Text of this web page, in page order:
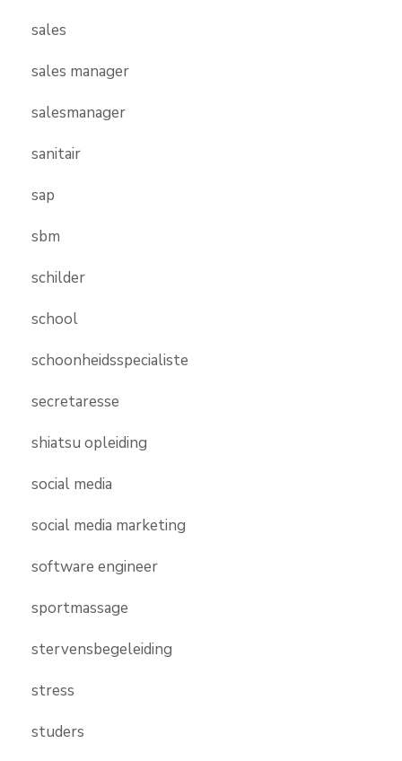
sales
sales manager
salesmanager
sanitair
sap
sbm
schilder
school
schoonheidsspecialiste
secretaresse
shiatsu opleiding
social media
social media marketing
software engineer
sportmassage
stervensbegeleiding
stress
studers